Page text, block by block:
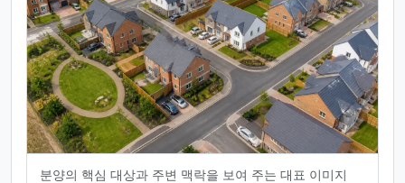
분양의 핵심 대상과 주변 맥락을 보여 주는 대표 이미지